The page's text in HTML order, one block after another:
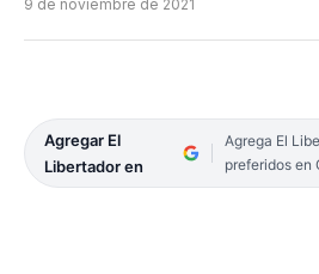
9 de noviembre de 2021
Agregar El
Libertador en
Agrega El
preferidos en